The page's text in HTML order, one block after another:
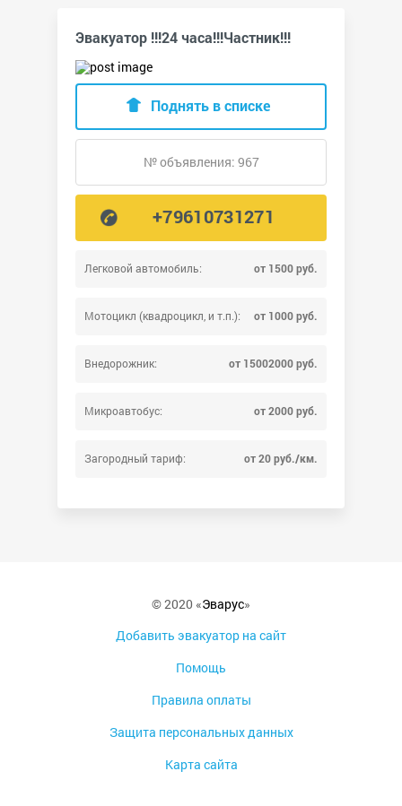
Эвакуатор !!!24 часа!!!Частник!!!
Легковой автомобиль: от 1500 руб.
Мотоцикл (квадроцикл, и т.п.): от 1000 руб.
Внедорожник: от 15002000 руб.
Микроавтобус: от 2000 руб.
Загородный тариф: от 20 руб./км.
Поднять в списке
№ объявления: 967
+79610731271
© 2020 «Эварус»
Добавить эвакуатор на сайт
Помощь
Правила оплаты
Защита персональных данных
Карта сайта